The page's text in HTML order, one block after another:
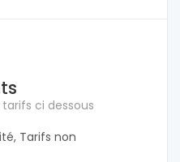
ci dessous
Tarifs non